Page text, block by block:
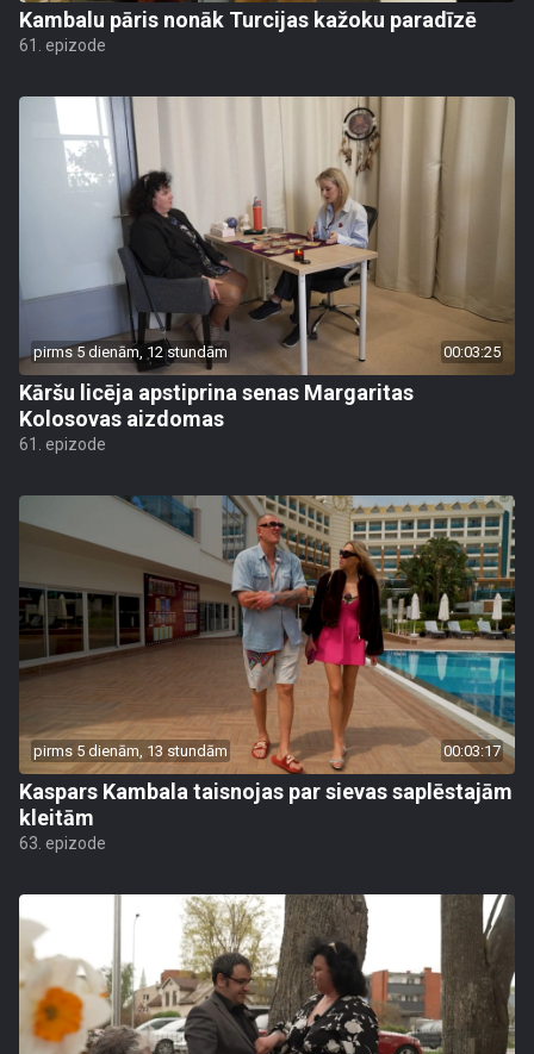
Kambalu pāris nonāk Turcijas kažoku paradīzē
61. epizode
pirms 5 dienām, 12 stundām 00:03:25
Kāršu licēja apstiprina senas Margaritas
Kolosovas aizdomas
61. epizode
pirms 5 dienām, 13 stundām 00:03:17
Kaspars Kambala taisnojas par sievas saplēstajām
kleitām
63. epizode